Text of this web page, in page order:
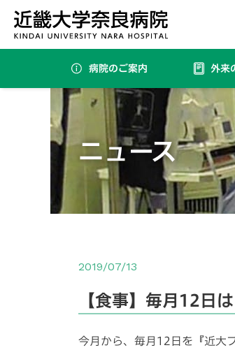
病院のご案内 外来
ニュース
2019/07/13
【食事】毎月12日
今月から、毎月12日を『近大